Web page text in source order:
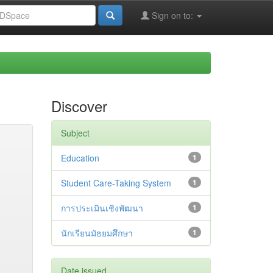
Sign on to:
Discover
Subject
1
Education
1
Student Care-Taking System
1
การประเมินเชิงพัฒนา
1
นักเรียนมัธยมศึกษา
Date issued